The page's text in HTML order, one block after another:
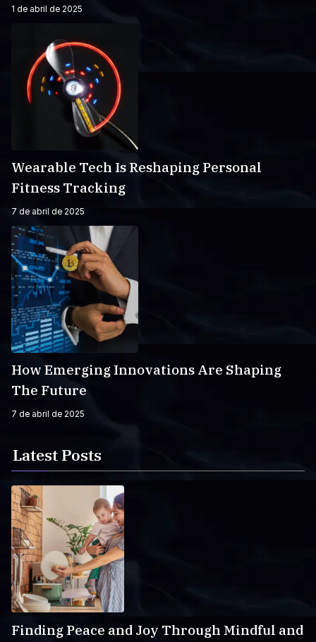
1 de abril de 2025
Wearable Tech Is Reshaping Personal
Fitness Tracking
7 de abril de 2025
How Emerging Innovations Are Shaping
The Future
7 de abril de 2025
Latest Posts
Finding Peace and Joy Through Mindful and